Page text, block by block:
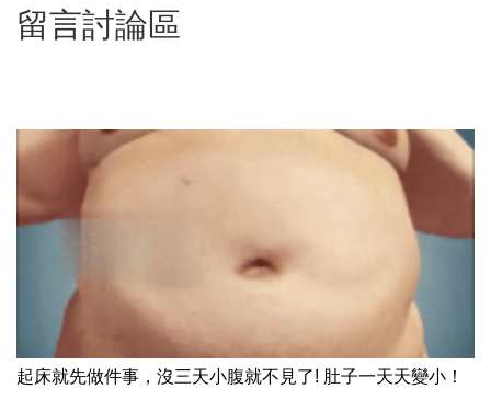
留言討論區
起床就先做件事，沒三天小腹就不見了! 肚子一天天變小！